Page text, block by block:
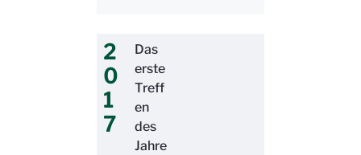
2
0
1
7
Das
erste
Treff
en
des
Jahre